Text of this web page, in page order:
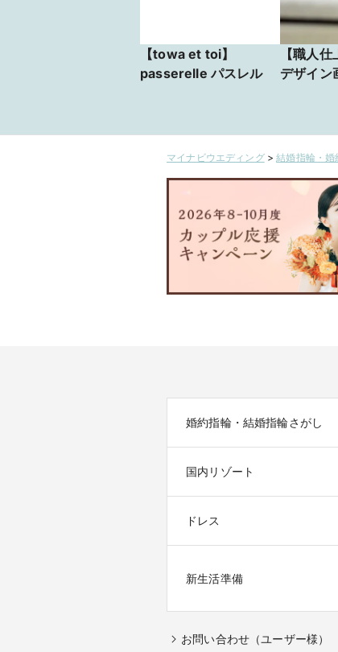
【towa et toi】
passerelle パスレル
【職人
デザイン
マイナビウエディング>結婚指輪・婚
婚約指輪・結婚指輪さがし
国内リゾート
ドレス
新生活準備
お問い合わせ（ユーザー様）